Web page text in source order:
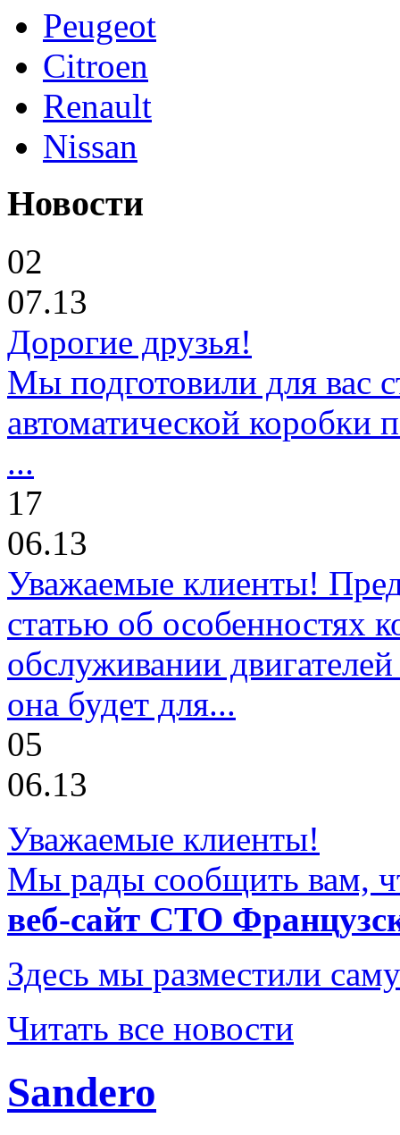
Peugeot
Citroen
Renault
Nissan
Новости
02
07.13
Дорогие друзья!
Мы подготовили для вас
автоматической коробки
...
17
06.13
Уважаемые клиенты!
статью об особенностях
обслуживании
она будет для...
05
06.13
Уважаемые клиенты!
Мы рады сообщить вам,
веб-сайт СТО
Здесь мы разместили
Читать все новости
Sandero